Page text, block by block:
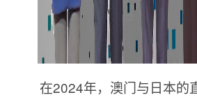
在2024年，澳门与日本的